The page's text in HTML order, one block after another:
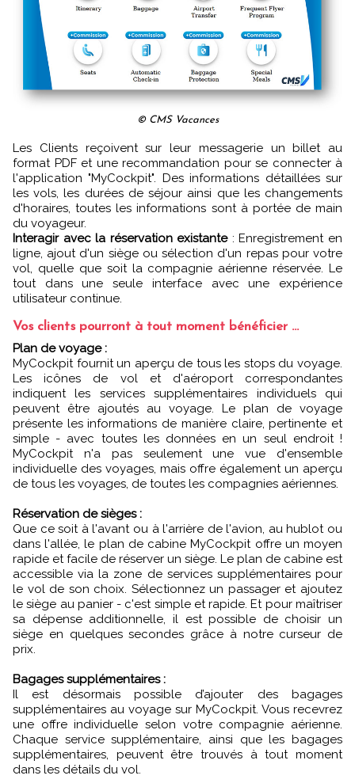
© CMS Vacances
Les Clients reçoivent sur leur messagerie un billet au
format PDF et une recommandation pour se connecter à
l'application "MyCockpit". Des informations détaillées sur
les vols, les durées de séjour ainsi que les changements
d'horaires, toutes les informations sont à portée de main
du voyageur.
Interagir avec la réservation existante: Enregistrement en
ligne, ajout d'un siège ou sélection d'un repas pour votre
vol, quelle que soit la compagnie aérienne réservée. Le
tout dans une seule interface avec une expérience
utilisateur continue.
Vos clients pourront à tout moment bénéficier …
Plan de voyage :
MyCockpit fournit un aperçu de tous les stops du voyage.
Les icônes de vol et d'aéroport correspondantes
indiquent les services supplémentaires individuels qui
peuvent être ajoutés au voyage. Le plan de voyage
présente les informations de manière claire, pertinente et
simple - avec toutes les données en un seul endroit !
MyCockpit n'a pas seulement une vue d'ensemble
individuelle des voyages, mais offre également un aperçu
de tous les voyages, de toutes les compagnies aériennes.
Réservation de sièges :
Que ce soit à l'avant ou à l'arrière de l'avion, au hublot ou
dans l'allée, le plan de cabine MyCockpit offre un moyen
rapide et facile de réserver un siège. Le plan de cabine est
accessible via la zone de services supplémentaires pour
le vol de son choix. Sélectionnez un passager et ajoutez
le siège au panier - c'est simple et rapide. Et pour maîtriser
sa dépense additionnelle, il est possible de choisir un
siège en quelques secondes grâce à notre curseur de
prix.
Bagages supplémentaires :
Il est désormais possible d’ajouter des bagages
supplémentaires au voyage sur MyCockpit. Vous recevrez
une offre individuelle selon votre compagnie aérienne.
Chaque service supplémentaire, ainsi que les bagages
supplémentaires, peuvent être trouvés à tout moment
dans les détails du vol.